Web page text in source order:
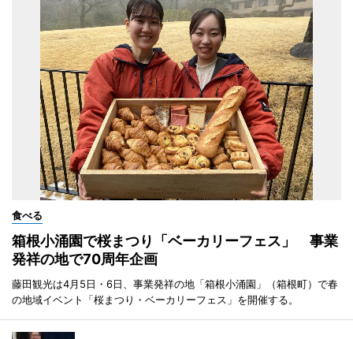
食べる
箱根小涌園で桜まつり「ベーカリーフェス」 事業
発祥の地で70周年企画
藤田観光は4月5日・6日、事業発祥の地「箱根小涌園」（箱根町）で春
の地域イベント「桜まつり・ベーカリーフェス」を開催する。